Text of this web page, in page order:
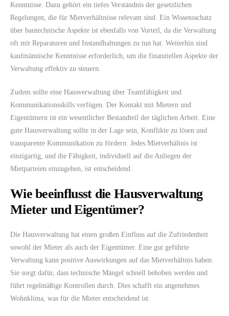
Kenntnisse. Dazu gehört ein tiefes Verständnis der gesetzlichen
Regelungen, die für Mietverhältnisse relevant sind. Ein Wissensschatz
über bautechnische Aspekte ist ebenfalls von Vorteil, da die Verwaltung
oft mit Reparaturen und Instandhaltungen zu tun hat. Weiterhin sind
kaufmännische Kenntnisse erforderlich, um die finanziellen Aspekte der
Verwaltung effektiv zu steuern.
Zudem sollte eine Hausverwaltung über Teamfähigkeit und
Kommunikationsskills verfügen. Der Kontakt mit Mietern und
Eigentümern ist ein wesentlicher Bestandteil der täglichen Arbeit. Eine
gute Hausverwaltung sollte in der Lage sein, Konflikte zu lösen und
transparente Kommunikation zu fördern. Jedes Mietverhältnis ist
einzigartig, und die Fähigkeit, individuell auf die Anliegen der
Mietparteien einzugehen, ist entscheidend.
Wie beeinflusst die Hausverwaltung
Mieter und Eigentümer?
Die Hausverwaltung hat einen großen Einfluss auf die Zufriedenheit
sowohl der Mieter als auch der Eigentümer. Eine gut geführte
Verwaltung kann positive Auswirkungen auf das Mietverhältnis haben.
Sie sorgt dafür, dass technische Mängel schnell behoben werden und
führt regelmäßige Kontrollen durch. Dies schafft ein angenehmes
Wohnklima, was für die Mieter entscheidend ist.